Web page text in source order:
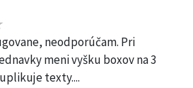
neodporúčam. Pri
meni vyšku boxov na 3
texty....